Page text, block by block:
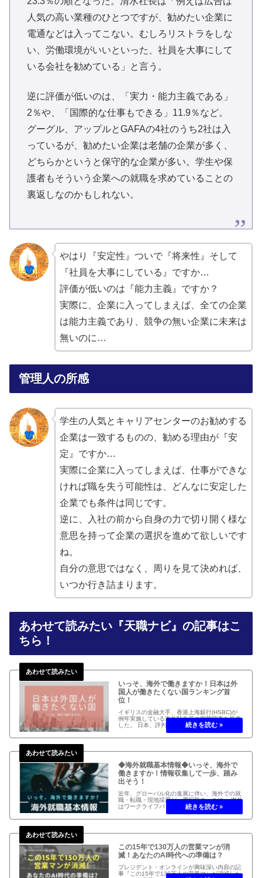
人気の高い業種のひとつですが、勧めたい企業に
電通などは入ってこない。むしろリストラをしな
い、労働環境がいいといった、社員を大事にして
いる会社を勧めている」と言う。
逆に評価が低いのは、「実力・能力主義である」
2％や、「国際的な仕事もできる」11.9％など。
グーグル、アップルとGAFAの4社のうち2社は入
っているが、勧めたい企業は老舗の企業が多く、
どちらかというと保守的な企業が多い。学生や保
護者もそういう企業への就職を求めていることの
裏返しなのかもしれない。
やはり『安定性』ついで『将来性』そして
『社員を大事にしている』ですか…
評価が低いのは『能力主義』ですか？
実際に、企業に入ってしまえば、全ての企業
は能力主義であり、競争の無い企業に未来は
無いのに…
管理人の所感
学生の人気とキャリアセンターのお勧めする
企業は一致するものの、勧める理由が『安
定』ですか…
実際に企業に入ってしまえば、仕事ができな
ければ職を失う可能性は、どんなに安定した
企業でも条件は同じです。
逆に、入社の前から自身の力で切り開く様な
意思を持って企業の選択を進めて欲しいです
ね。
自分の意思ではなく、周りを見て決めれば、
いつか行き詰まります。
あわせて読みたい『天職ナビ』の記事はこ
ちら！
いっそ、海外で働きますか！日本は外
国人が働きたくない国ランキング首
位！
イギリスの金融大手、香港上海銀行(HSBC)が
例年実施している海外駐在員の実態調査を発表
した。 日本、評判良くないですね、外国人の方
に… いっそ、海外で働いてみますか！ 日本は
外国人が働きたくない国ランキング首位！
◆海外就職基本情報◆いっそ、海外で
働きますか！情報収集して一歩、踏み
出そう！
近年、グローバル化の進展に伴い、海外での就
職・転職・現地採用が、選択肢の一つに。 海外
はワークライフバランスが充実し、グローバル
な経験が積めて市場価値の向上も。 新型コロナ
の影響もあり駐在員ではなく、現地採用に裁量
この15年で130万人の営業マンが消
滅！あなたのAI時代への準備は？
プレジデント・オンラインが興味深い内容の記
事『この15年で130万人の営業マンが消滅した